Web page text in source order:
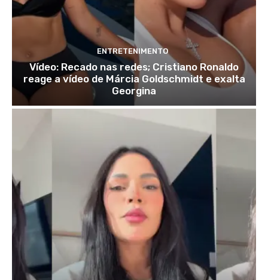
ENTRETENIMENTO
Vídeo: Recado nas redes; Cristiano Ronaldo
reage a vídeo de Márcia Goldschmidt e exalta
Georgina